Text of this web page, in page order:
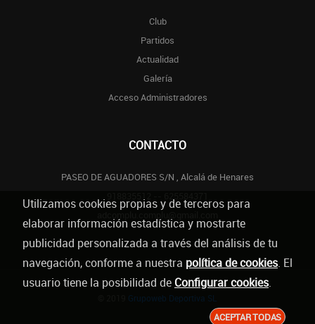
Club
Partidos
Actualidad
Galería
Acceso Administradores
CONTACTO
PASEO DE AGUADORES S/N , Alcalá de Henares
Grupoweb Deportiva SL
Utilizamos cookies propias y de terceros para
elaborar información estadística y mostrarte
publicidad personalizada a través del análisis de tu
navegación, conforme a nuestra política de cookies. El
usuario tiene la posibilidad de Configurar cookies.
ACEPTAR TODAS